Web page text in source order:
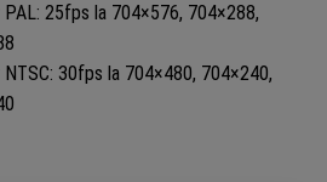
25fps la 704×576, 704×288,
30fps la 704×480, 704×240,